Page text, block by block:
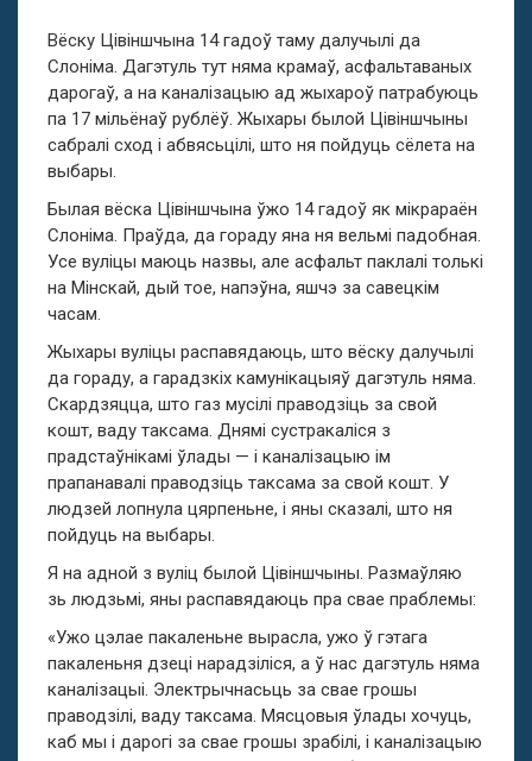
Вёску Цівіншчына 14 гадоў таму далучылі да
Слоніма. Дагэтуль тут няма крамаў, асфальтаваных
дарогаў, а на каналізацыю ад жыхароў патрабуюць
па 17 мільёнаў рублёў. Жыхары былой Цівіншчыны
сабралі сход і абвясьцілі, што ня пойдуць сёлета на
выбары.
Былая вёска Цівіншчына ўжо 14 гадоў як мікрараён
Слоніма. Праўда, да гораду яна ня вельмі падобная.
Усе вуліцы маюць назвы, але асфальт паклалі толькі
на Мінскай, дый тое, напэўна, яшчэ за савецкім
часам.
Жыхары вуліцы распавядаюць, што вёску далучылі
да гораду, а гарадзкіх камунікацыяў дагэтуль няма.
Скардзяцца, што газ мусілі праводзіць за свой
кошт, ваду таксама. Днямі сустракаліся з
прадстаўнікамі ўлады — і каналізацыю ім
прапанавалі праводзіць таксама за свой кошт. У
людзей лопнула цярпеньне, і яны сказалі, што ня
пойдуць на выбары.
Я на адной з вуліц былой Цівіншчыны. Размаўляю
зь людзьмі, яны распавядаюць пра свае праблемы:
«Ужо цэлае пакаленьне вырасла, ужо ў гэтага
пакаленьня дзеці нарадзіліся, а ў нас дагэтуль няма
каналізацыі. Электрычнасьць за свае грошы
праводзілі, ваду таксама. Мясцовыя ўлады хочуць,
каб мы і дарогі за свае грошы зрабілі, і каналізацыю